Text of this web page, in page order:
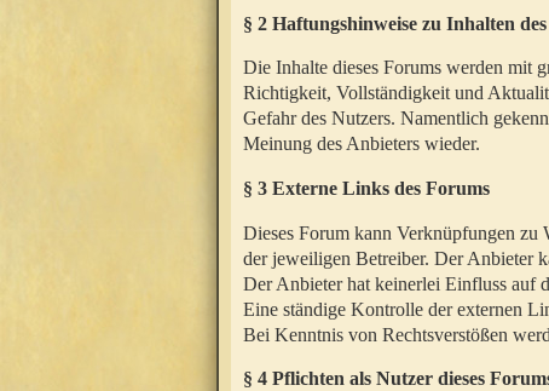
§ 2 Haftungshinweise zu Inhalten
Die Inhalte dieses Forums werden mit
Richtigkeit, Vollständigkeit und
Gefahr des Nutzers. Namentlich
Meinung des Anbieters wieder.
§ 3 Externe Links des Forums
Dieses Forum kann Verknüpfungen zu
der jeweiligen Betreiber. Der Anbieter
Der Anbieter hat keinerlei Einfluss auf
Eine ständige Kontrolle der externen
Bei Kenntnis von Rechtsverstößen
§ 4 Pflichten als Nutzer dieses